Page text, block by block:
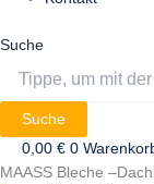
Suche
Suche
0,00 € 0
MAASS Bleche